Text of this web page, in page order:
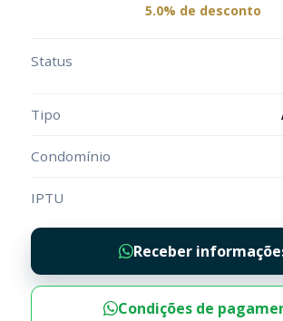
5.0% de desconto
Status
Tipo
Condomínio
IPTU
Receber
Condições de